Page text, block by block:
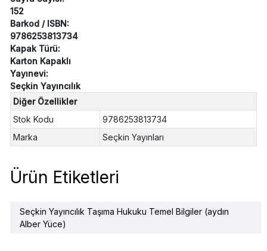
152
Barkod / ISBN:
9786253813734
Kapak Türü:
Karton Kapaklı
Yayınevi:
Seçkin Yayıncılık
Diğer Özellikler
Stok Kodu
9786253813734
Marka
Seçkin Yayınları
Ürün Etiketleri
Seçkin Yayıncılık Taşıma Hukuku Temel Bilgiler (aydın
Alber Yüce)